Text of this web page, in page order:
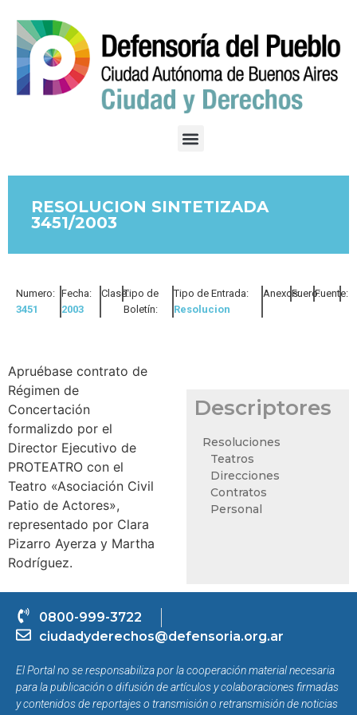
RESOLUCION SINTETIZADA
3451/2003
Numero:
3451
Fecha:
2003
Clase:Tipo de
Boletín:
Tipo de Entrada:
Resolucion
Anexos:Fuero:Fuente:
Apruébase contrato de
Régimen de
Concertación
formalizdo por el
Director Ejecutivo de
PROTEATRO con el
Teatro «Asociación Civil
Patio de Actores»,
representado por Clara
Pizarro Ayerza y Martha
Rodríguez.
Descriptores
Resoluciones
Teatros
Direcciones
Contratos
Personal
0800-999-3722
ciudadyderechos@defensoria.org.ar
El Portal no se responsabiliza por la cooperación material necesaria
para la publicación o difusión de artículos y colaboraciones firmadas
y contenidos de reportajes o transmisión o retransmisión de noticias